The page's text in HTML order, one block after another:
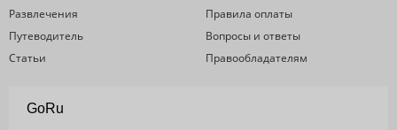
Развлечения
Путеводитель
Статьи
Правила оплаты
Вопросы и ответы
Правообладателям
GoRu